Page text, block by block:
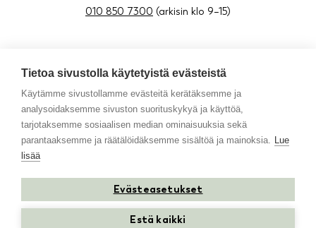
010 850 7300 (arkisin klo 9–15)
About us
Blog
Contact
Resellers in Sweden
InstagramFacebookYoutube
Tietoa sivustolla käytetyistä evästeistä
Käytämme sivustollamme evästeitä kerätäksemme ja
analysoidaksemme sivuston suorituskykyä ja käyttöä,
tarjotaksemme sosiaalisen median ominaisuuksia sekä
parantaaksemme ja räätälöidäksemme sisältöä ja mainoksia. Lue
lisää
Evästeasetukset
Estä kaikki